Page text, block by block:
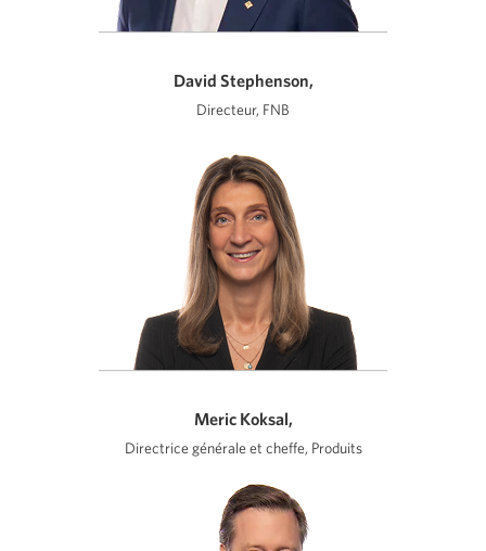
David Stephenson,
Directeur, FNB
Meric Koksal,
Directrice générale et cheffe, Produits